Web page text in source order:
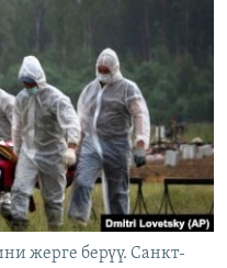
жерге берүү. Санкт-